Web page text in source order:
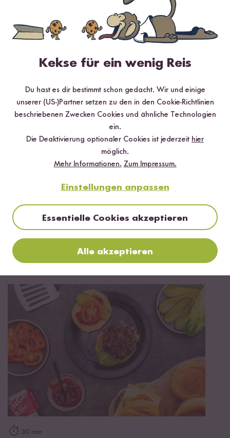
Digitales Rezeptbuch per E-Mail
✔️ 25 leckere Rezepte aus unseren bunten Kochwelten
✔️ Von Sushi über Curry bis hin zu Desserts
✔️ Inklusive Tipps & Tricks für die Zubereitung
Jetzt sichern
*Das Digitale Rezeptbuch wird dir nach vollständiger Anmeldung zum Newsletter
per E-Mail zugeschickt.
30 min
Kekse für ein wenig Reis
Du hast es dir bestimmt schon gedacht. Wir und einige
unserer (US-)Partner setzen zu den in den Cookie-Richtlinien
beschriebenen Zwecken Cookies und ähnliche Technologien
ein.
Die Deaktivierung optionaler Cookies ist jederzeit hier
möglich.
Mehr Informationen. Zum Impressum.
Einstellungen anpassen
Essentielle Cookies akzeptieren
Alle akzeptieren